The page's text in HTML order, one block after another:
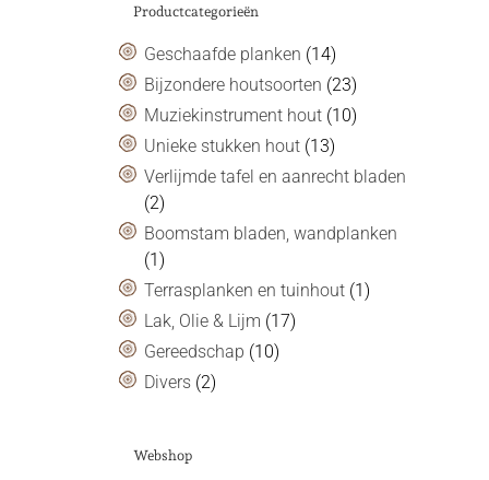
Productcategorieën
Geschaafde planken (14)
Bijzondere houtsoorten (23)
Muziekinstrument hout (10)
Unieke stukken hout (13)
Verlijmde tafel en aanrecht bladen
(2)
Boomstam bladen, wandplanken
(1)
Terrasplanken en tuinhout (1)
Lak, Olie & Lijm (17)
Gereedschap (10)
Divers (2)
Webshop